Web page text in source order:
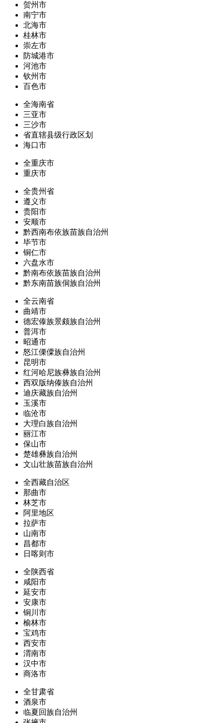
贺州市
南宁市
北海市
桂林市
崇左市
防城港市
河池市
钦州市
百色市
全海南省
三亚市
三沙市
省直辖县级行政区划
海口市
全重庆市
重庆市
全贵州省
遵义市
贵阳市
安顺市
黔西南布依族苗族自治州
毕节市
铜仁市
六盘水市
黔南布依族苗族自治州
黔东南苗族侗族自治州
全云南省
曲靖市
德宏傣族景颇族自治州
普洱市
昭通市
怒江傈僳族自治州
昆明市
红河哈尼族彝族自治州
西双版纳傣族自治州
迪庆藏族自治州
玉溪市
临沧市
大理白族自治州
丽江市
保山市
楚雄彝族自治州
文山壮族苗族自治州
全西藏自治区
那曲市
林芝市
阿里地区
拉萨市
山南市
昌都市
日喀则市
全陕西省
咸阳市
延安市
安康市
铜川市
榆林市
宝鸡市
西安市
渭南市
汉中市
商洛市
全甘肃省
酒泉市
临夏回族自治州